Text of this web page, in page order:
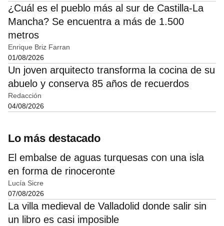
¿Cuál es el pueblo más al sur de Castilla-La
Mancha? Se encuentra a más de 1.500
metros
Enrique Briz Farran
01/08/2026
Un joven arquitecto transforma la cocina de su
abuelo y conserva 85 años de recuerdos
Redacción
04/08/2026
Lo más destacado
El embalse de aguas turquesas con una isla
en forma de rinoceronte
Lucía Sicre
07/08/2026
La villa medieval de Valladolid donde salir sin
un libro es casi imposible